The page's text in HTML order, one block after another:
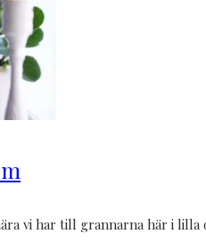
vi har till grannarna här i